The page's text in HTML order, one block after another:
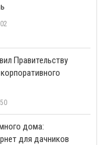
Правительству
дома:
для дачников